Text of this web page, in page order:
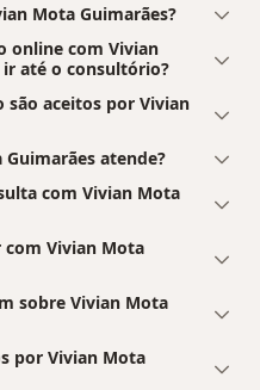
Mota Guimarães?
online com Vivian
até o consultório?
são aceitos por Vivian
atende?
com Vivian Mota
Vivian Mota
sobre Vivian Mota
por Vivian Mota